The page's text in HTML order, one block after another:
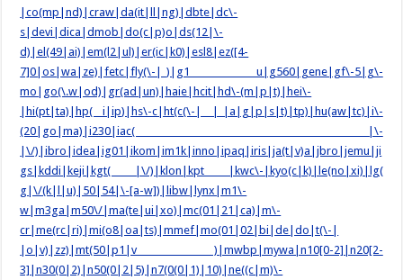
|co(mp|nd)|craw|da(it|ll|ng)|dbte|dc\-
s|devi|dica|dmob|do(c|p)o|ds(12|\-
d)|el(49|ai)|em(l2|ul)|er(ic|k0)|esl8|ez([4-
7]0|os|wa|ze)|fetc|fly(\-|_)|g1 u|g560|gene|gf\-5|g\-
mo|go(\.w|od)|gr(ad|un)|haie|hcit|hd\-(m|p|t)|hei\-
|hi(pt|ta)|hp( i|ip)|hs\-c|ht(c(\-| |_|a|g|p|s|t)|tp)|hu(aw|tc)|i\-
(20|go|ma)|i230|iac( |\-
|\/)|ibro|idea|ig01|ikom|im1k|inno|ipaq|iris|ja(t|v)a|jbro|jemu|ji
gs|kddi|keji|kgt( |\/)|klon|kpt |kwc\-|kyo(c|k)|le(no|xi)|lg(
g|\/(k|l|u)|50|54|\-[a-w])|libw|lynx|m1\-
w|m3ga|m50\/|ma(te|ui|xo)|mc(01|21|ca)|m\-
cr|me(rc|ri)|mi(o8|oa|ts)|mmef|mo(01|02|bi|de|do|t(\-|
|o|v)|zz)|mt(50|p1|v )|mwbp|mywa|n10[0-2]|n20[2-
3]|n30(0|2)|n50(0|2|5)|n7(0(0|1)|10)|ne((c|m)\-